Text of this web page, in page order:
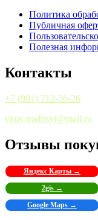
Политика
Публичная
Полезная
Контакты
+7 (981) 712-56-26
vkus-traditsyi@mail.ru
Отзывы
Яндекс Карты →
2gis →
Google Maps →